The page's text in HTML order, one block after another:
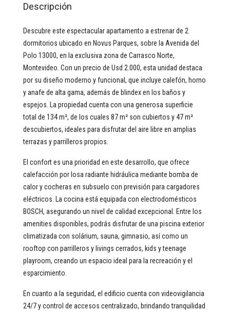
Descripción
Descubre este espectacular apartamento a estrenar de 2
dormitorios ubicado en Novus Parques, sobre la Avenida del
Polo 13000, en la exclusiva zona de Carrasco Norte,
Montevideo. Con un precio de Usd 2.000, esta unidad destaca
por su diseño moderno y funcional, que incluye calefón, horno
y anafe de alta gama, además de blindex en los baños y
espejos. La propiedad cuenta con una generosa superficie
total de 134 m², de los cuales 87 m² son cubiertos y 47 m²
descubiertos, ideales para disfrutar del aire libre en amplias
terrazas y parrilleros propios.
El confort es una prioridad en este desarrollo, que ofrece
calefacción por losa radiante hidráulica mediante bomba de
calor y cocheras en subsuelo con previsión para cargadores
eléctricos. La cocina está equipada con electrodomésticos
BOSCH, asegurando un nivel de calidad excepcional. Entre los
amenities disponibles, podrás disfrutar de una piscina exterior
climatizada con solárium, sauna, gimnasio, así como un
rooftop con parrilleros y livings cerrados, kids y teenage
playroom, creando un espacio ideal para la recreación y el
esparcimiento.
En cuanto a la seguridad, el edificio cuenta con videovigilancia
24/7 y control de accesos centralizado, brindando tranquilidad